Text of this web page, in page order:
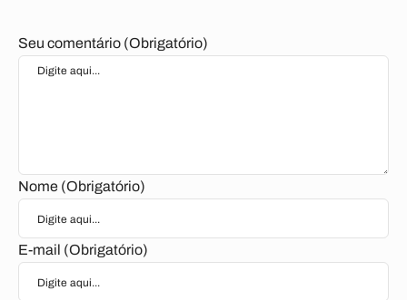
Seu comentário (Obrigatório)
Nome (Obrigatório)
E-mail (Obrigatório)